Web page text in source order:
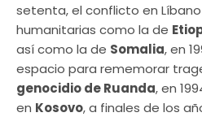
setenta, el conflicto en
humanitarias como la de
así como la de Somalia, en
espacio para rememorar
genocidio de Ruanda, en
en Kosovo, a finales de los